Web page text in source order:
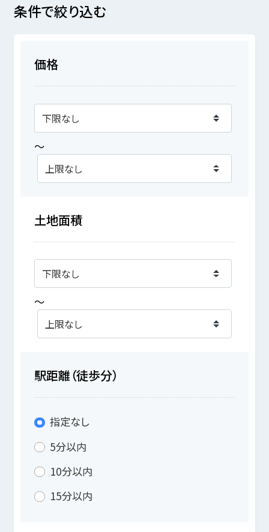
条件で絞り込む
価格
～
土地面積
～
駅距離（徒歩分）
指定なし
5分以内
10分以内
15分以内